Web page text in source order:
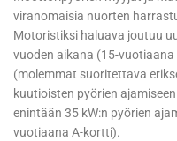
viranomaisia nuorten
Motoristiksi haluava joutuu
vuoden aikana (15-
(molemmat suoritettava
kuutioisten pyörien
enintään 35 kW:n pyörien
vuotiaana A-kortti).